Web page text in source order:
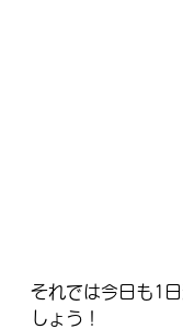
それでは今日も1
しょう！